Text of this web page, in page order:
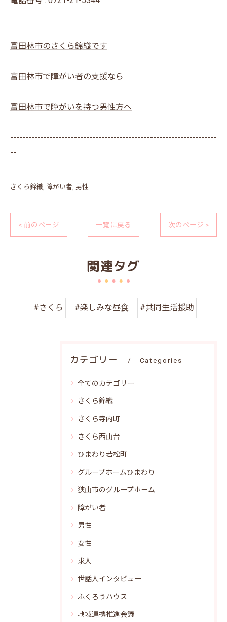
富田林市のさくら錦織です
富田林市で障がい者の支援なら
富田林市で障がいを持つ男性方へ
--------------------------------------------------------------------
--
さくら錦織 障がい者 男性
< 前のページ 一覧に戻る 次のページ >
関連タグ
#さくら #楽しみな昼食 #共同生活援助
カテゴリー Categories
全てのカテゴリー
さくら錦織
さくら寺内町
さくら西山台
ひまわり若松町
グループホームひまわり
狭山市のグループホーム
障がい者
男性
女性
求人
世話人インタビュー
ふくろうハウス
地域連携推進会議